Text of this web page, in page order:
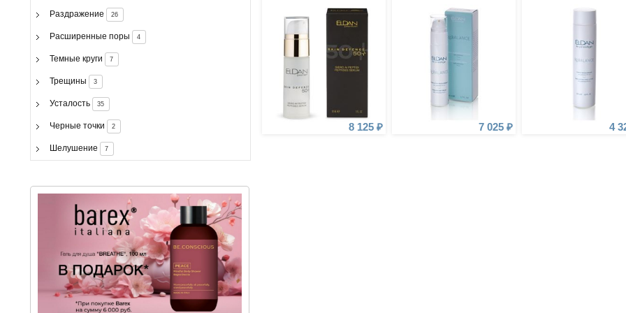
Раздражение 26
Расширенные поры 4
Темные круги 7
Трещины 3
Усталость 35
Черные точки 2
Шелушение 7
8 125 ₽ 7 025 ₽ 4